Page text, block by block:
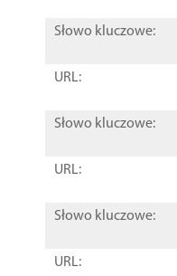
Słowo kluczowe:
URL:
Słowo kluczowe:
URL:
Słowo kluczowe:
URL: